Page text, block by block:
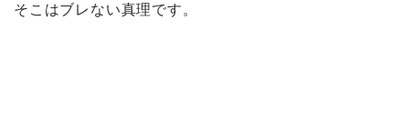
そこはブレない真理です。